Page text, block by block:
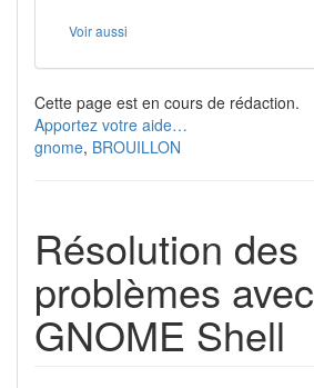
Voir aussi
Cette page est en cours de rédaction.
Apportez votre aide…
gnome, BROUILLON
Résolution des
problèmes avec
GNOME Shell